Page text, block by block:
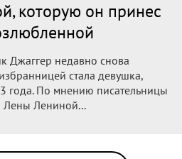
которую он принес
Джаггер недавно снова
стала девушка,
года. По мнению писательницы
Лены Лениной...